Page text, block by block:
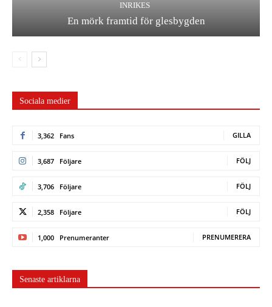
INRIKES
En mörk framtid för glesbygden
Sociala medier
3,362 Fans GILLA
3,687 Följare FÖLJ
3,706 Följare FÖLJ
2,358 Följare FÖLJ
1,000 Prenumeranter PRENUMERERA
Senaste artiklarna